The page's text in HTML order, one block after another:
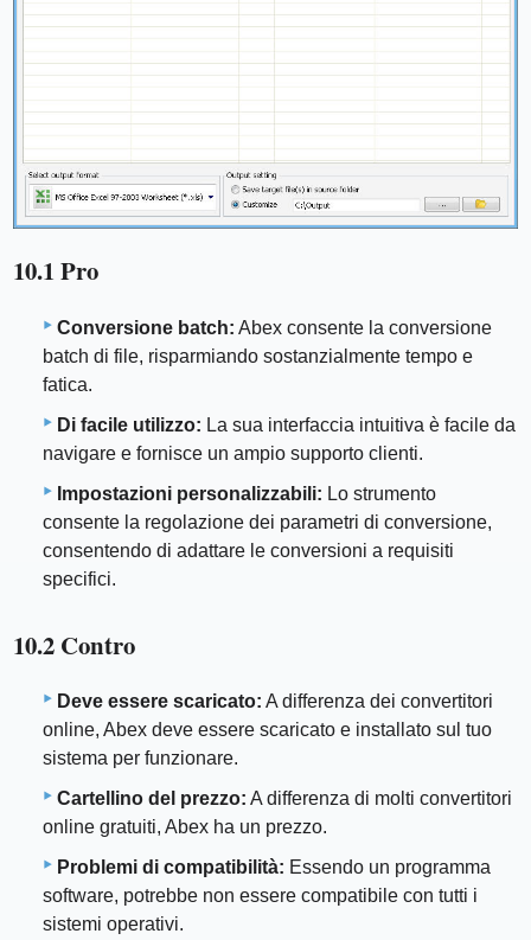
10.1 Pro
Conversione batch: Abex consente la conversione
batch di file, risparmiando sostanzialmente tempo e
fatica.
Di facile utilizzo: La sua interfaccia intuitiva è facile da
navigare e fornisce un ampio supporto clienti.
Impostazioni personalizzabili: Lo strumento
consente la regolazione dei parametri di conversione,
consentendo di adattare le conversioni a requisiti
specifici.
10.2 Contro
Deve essere scaricato: A differenza dei convertitori
online, Abex deve essere scaricato e installato sul tuo
sistema per funzionare.
Cartellino del prezzo: A differenza di molti convertitori
online gratuiti, Abex ha un prezzo.
Problemi di compatibilità: Essendo un programma
software, potrebbe non essere compatibile con tutti i
sistemi operativi.